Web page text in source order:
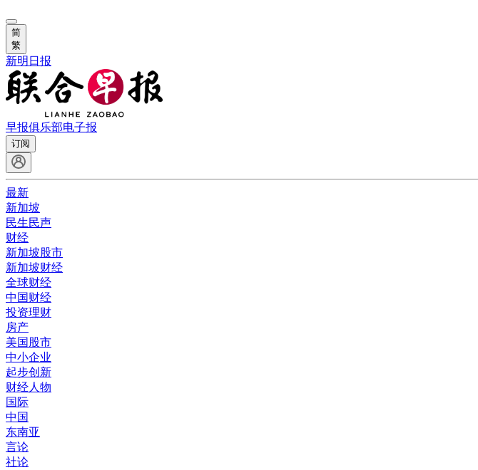
简
繁
新明日报
早报俱乐部电子报
订阅
最新
新加坡
民生民声
财经
新加坡股市
新加坡财经
全球财经
中国财经
投资理财
房产
美国股市
中小企业
起步创新
财经人物
国际
中国
东南亚
言论
社论